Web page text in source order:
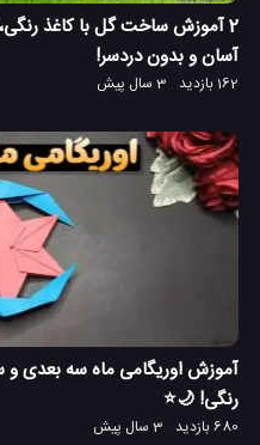
2 آموزش ساخت گل با کاغذ
آسان و بدون دردسر!
162 بازدید 3 سال پیش
آموزش اوریگامی ماه سه بعدی و
رنگی! 🌙⭐
680 بازدید 3 سال پیش